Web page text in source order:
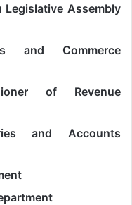
Legislative Assembly
and Commerce
of Revenue
and Accounts